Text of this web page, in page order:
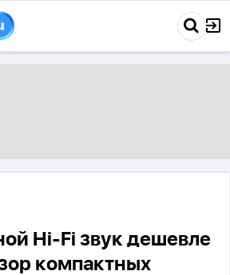
Hi-Fi звук дешевле
компактных